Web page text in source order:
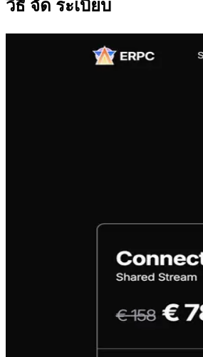
วิธี จัด ระเบียบ